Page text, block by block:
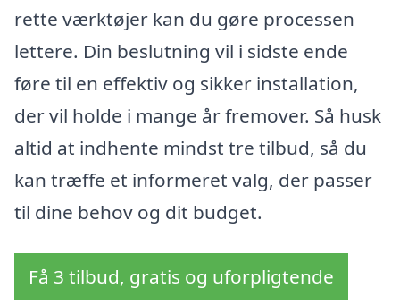
rette værktøjer kan du gøre processen
lettere. Din beslutning vil i sidste ende
føre til en effektiv og sikker installation,
der vil holde i mange år fremover. Så husk
altid at indhente mindst tre tilbud, så du
kan træffe et informeret valg, der passer
til dine behov og dit budget.
Få 3 tilbud, gratis og uforpligtende